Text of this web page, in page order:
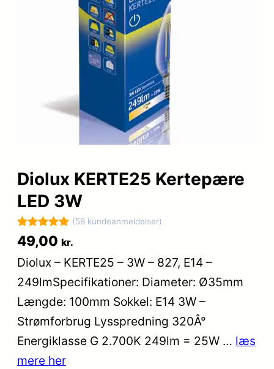
Diolux KERTE25 Kertepære
LED 3W
Bedømt
som
af 5
baseret på
58
kundebedøm
melser
(58 kundeanmeldelser)
49,00 kr.
Diolux – KERTE25 – 3W – 827, E14 –
249lmSpecifikationer: Diameter: Ø35mm
Længde: 100mm Sokkel: E14 3W –
Strømforbrug Lysspredning 320Â°
Energiklasse G 2.700K 249lm = 25W … læs
mere her